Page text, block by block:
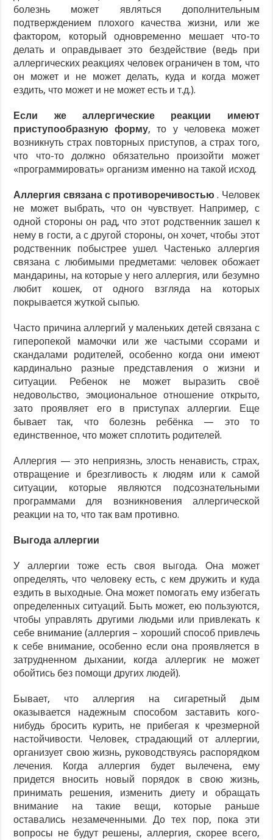
болезнь может являться дополнительным
подтверждением плохого качества жизни, или же
фактором, который одновременно мешает что-то
делать и оправдывает это бездействие (ведь при
аллергических реакциях человек ограничен в том, что
он может и не может делать, куда и когда может
ездить, что может и не может есть и т.д.).
Если же аллергические реакции имеют
приступообразную форму, то у человека может
возникнуть страх повторных приступов, а страх того,
что что-то должно обязательно произойти может
«программировать» организм именно на такой исход.
Аллергия связана с противоречивостью . Человек
не может выбрать, что он чувствует. Например, с
одной стороны он рад, что этот родственник зашел к
нему в гости, а с другой стороны, он хочет, чтобы этот
родственник побыстрее ушел. Частенько аллергия
связана с любимыми предметами: человек обожает
мандарины, на которые у него аллергия, или безумно
любит кошек, от одного взгляда на которых
покрывается жуткой сыпью.
Часто причина аллергий у маленьких детей связана с
гиперопекой мамочки или же частыми ссорами и
скандалами родителей, особенно когда они имеют
кардинально разные представления о жизни и
ситуации. Ребенок не может выразить своё
недовольство, эмоциональное отношение открыто,
зато проявляет его в приступах аллергии. Еще
бывает так, что болезнь ребёнка — это то
единственное, что может сплотить родителей.
Аллергия — это неприязнь, злость ненависть, страх,
отвращение и брезгливость к людям или к самой
ситуации, которые являются подсознательными
программами для возникновения аллергической
реакции на то, что так вам противно.
Выгода аллергии
У аллергии тоже есть своя выгода. Она может
определять, что человеку есть, с кем дружить и куда
ездить в выходные. Она может помогать ему избегать
определенных ситуаций. Быть может, ею пользуются,
чтобы управлять другими людьми или привлекать к
себе внимание (аллергия – хороший способ привлечь
к себе внимание, особенно если она проявляется в
затрудненном дыхании, когда аллергик не может
обойтись без помощи других людей).
Бывает, что аллергия на сигаретный дым
оказывается надежным способом заставить кого-
нибудь бросить курить, не прибегая к чрезмерной
настойчивости. Человек, страдающий от аллергии,
организует свою жизнь, руководствуясь распорядком
лечения. Когда аллергия будет вылечена, ему
придется вносить новый порядок в свою жизнь,
принимать решения, изменить диету и обращать
внимание на такие вещи, которые раньше
оставались незамеченными. До тех пор, пока эти
вопросы не будут решены, аллергия, скорее всего,